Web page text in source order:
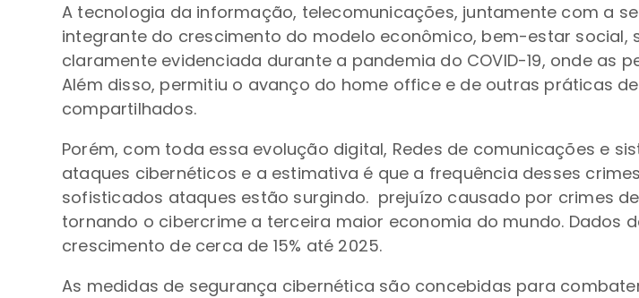
A tecnologia da informação, telecomunicações, juntamente com a
integrante do crescimento do modelo econômico, bem-estar
claramente evidenciada durante a pandemia do COVID-19, onde as
Além disso, permitiu o avanço do home office e de outras práticas
compartilhados.
Porém, com toda essa evolução digital, Redes de comunicações e
ataques cibernéticos e a estimativa é que a frequência desses
sofisticados ataques estão surgindo. prejuízo causado por crimes
tornando o cibercrime a terceira maior economia do mundo. Dados
crescimento de cerca de 15% até 2025.
As medidas de segurança cibernética são concebidas para